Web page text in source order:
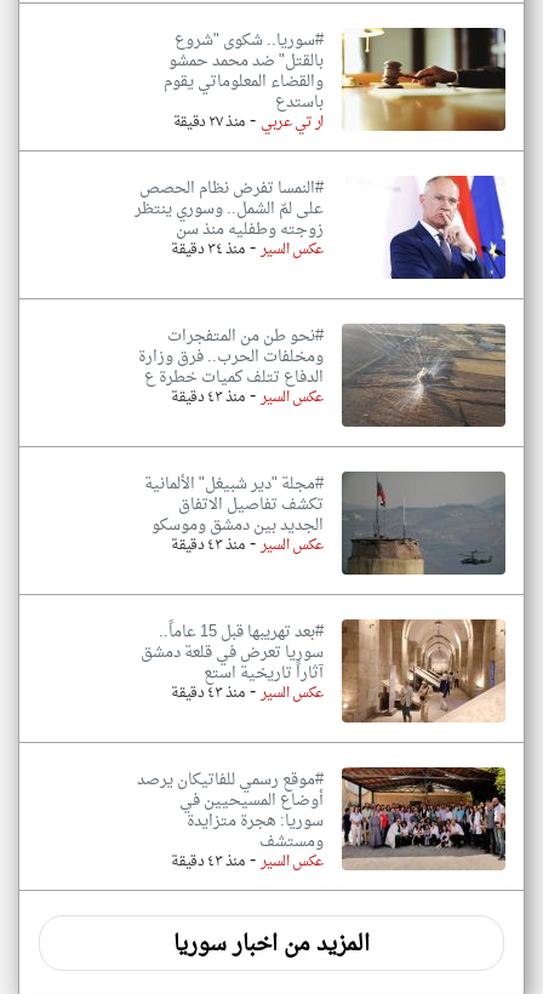
#سوريا.. شكوى "شروع
بالقتل" ضد محمد حمشو
والقضاء المعلوماتي يقوم
باستدع
ار تي عربي -منذ ٢٧ دقيقة
#النمسا تفرض نظام الحصص
على لمّ الشمل.. وسوري ينتظر
زوجته وطفليه منذ سن
عكس السير-منذ ٣٤ دقيقة
#نحو طن من المتفجرات
ومخلفات الحرب.. فرق وزارة
الدفاع تتلف كميات خطرة ع
عكس السير-منذ ٤٣ دقيقة
#مجلة "دير شبيغل" الألمانية
تكشف تفاصيل الاتفاق
الجديد بين دمشق وموسكو
عكس السير-منذ ٤٣ دقيقة
#بعد تهريبها قبل 15 عاماً..
سوريا تعرض في قلعة دمشق
آثاراً تاريخية استع
عكس السير-منذ ٤٣ دقيقة
#موقع رسمي للفاتيكان يرصد
أوضاع المسيحيين في
سوريا: هجرة متزايدة
ومستشف
عكس السير-منذ ٤٣ دقيقة
المزيد من اخبار سوريا